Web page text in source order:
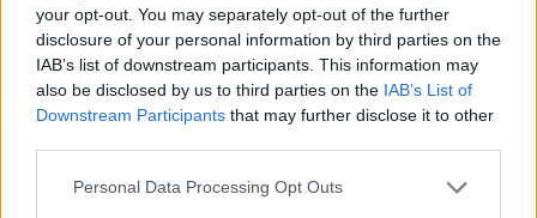
your opt-out. You may separately opt-out of the further
disclosure of your personal information by third parties on the
IAB’s list of downstream participants. This information may
also be disclosed by us to third parties on the IAB’s List of
Downstream Participants that may further disclose it to other
Please note that this website/app uses one or more Google
Personal Data Processing Opt Outs